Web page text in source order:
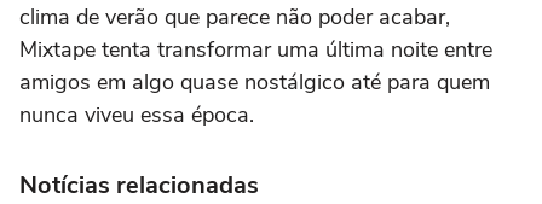
clima de verão que parece não poder acabar,
Mixtape tenta transformar uma última noite entre
amigos em algo quase nostálgico até para quem
nunca viveu essa época.
Notícias relacionadas